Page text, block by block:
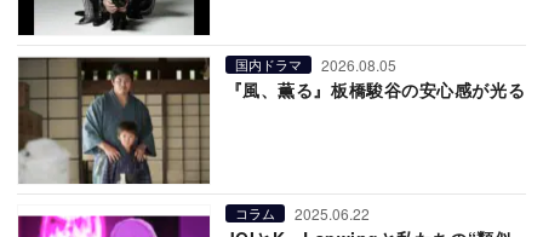
国内ドラマ 2026.08.05
『風、薫る』板橋駿谷の安心感が光る
コラム 2025.06.22